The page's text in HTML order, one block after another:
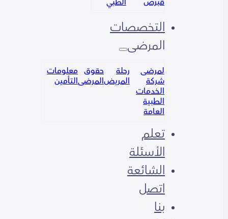
التخصصات
المرضى
لمرضى
شركة
الخدمات
الطبية
العامة
رحلة
المريض
حقوق
المرضى
معلومات
التأمين
تعلم
الأسئلة
الشائعة
اتصل
بنا